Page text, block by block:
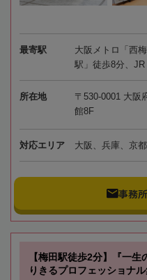
最寄駅
大阪メトロ「西
駅」徒歩8分、
所在地
〒530-0001 大阪
館8F
対応エリア 大阪、兵庫、京
事務
【梅田駅徒歩2分】『一
りきるプロフェッショナル